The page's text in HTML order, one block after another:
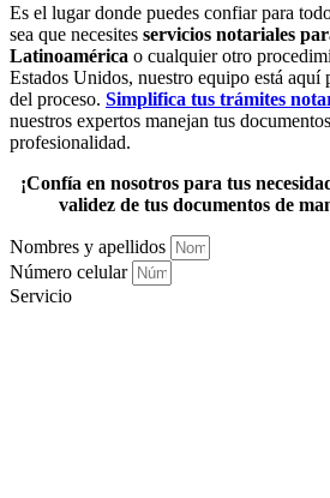
Es el lugar donde puedes confiar para
sea que necesites servicios notariales
Latinoamérica o cualquier otro
Estados Unidos, nuestro equipo está aquí
del proceso. Simplifica tus trámites
nuestros expertos manejan tus
profesionalidad.
¡Confía en nosotros para tus
validez de tus documentos de
Nombres y apellidos
Número celular
Servicio